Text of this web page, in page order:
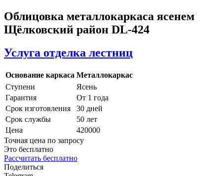
Облицовка металлокаркаса ясенем
Щёлковский район DL-424
Услуга отделка лестниц
Основание каркаса Металлокаркас
Ступени
Ясень
Гарантия
От 1 года
Срок изготовления
30 дней
Срок службы
50 лет
Цена
420000
Точная цена по запросу
Это бесплатно
Рассчитать бесплатно
Поделиться